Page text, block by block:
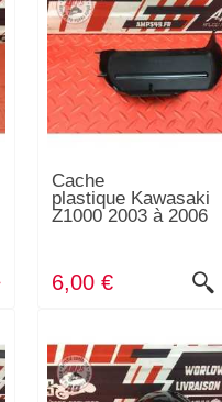
Cache
plastique Kawasaki
Z1000 2003 à 2006
6,00 €